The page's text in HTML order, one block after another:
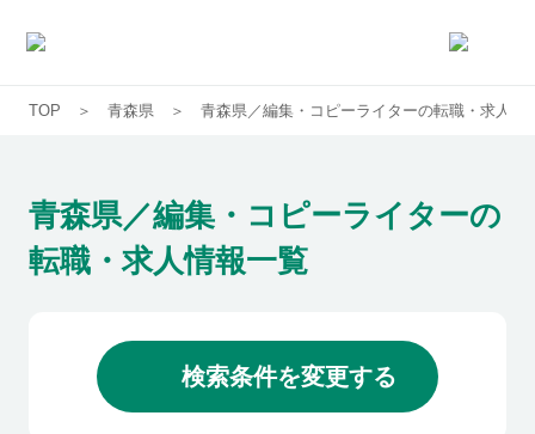
求人一覧
企業一覧
お気に入り求人
TOP 青森県 青森県／編集・コピーライターの転職・求人一
青森県／編集・コピーライターの
転職・求人情報一覧
検索条件を変更する